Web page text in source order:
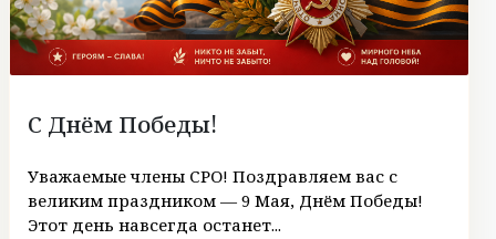
С Днём Победы!
Уважаемые члены СРО! Поздравляем вас с
великим праздником — 9 Мая, Днём Победы!
Этот день навсегда останет...